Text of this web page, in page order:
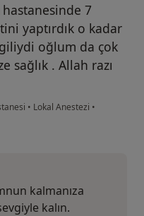
7
yaptırdık o kadar
oğlum da çok
sağlık . Allah razı
• Lokal Anestezi •
kalmanıza
kalın.